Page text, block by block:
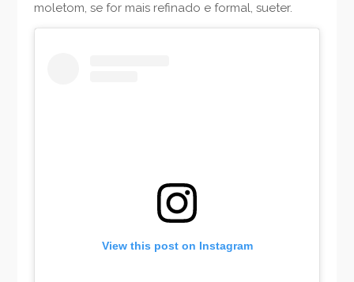
moletom, se for mais refinado e formal, sueter.
View this post on Instagram